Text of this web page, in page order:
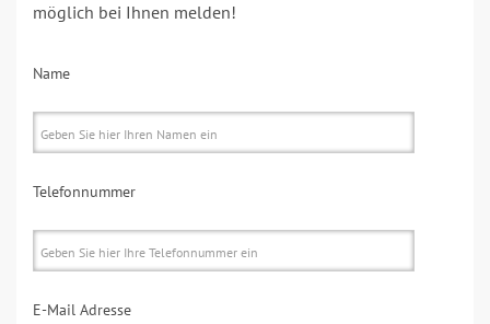
möglich bei Ihnen melden!
Name
Telefonnummer
E-Mail Adresse